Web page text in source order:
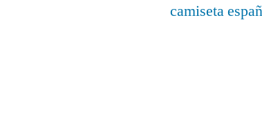
camiseta